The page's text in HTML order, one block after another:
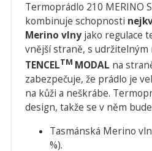
Termoprádlo 210 MERINO
kombinuje schopnosti
Merino vlny jako regulace
vnější straně, s udržitelným
TENCELTM MODAL na
zabezpečuje, že prádlo je
na kůži a neškrábe.
design, takže se v něm
Tasmánská Merino
%).